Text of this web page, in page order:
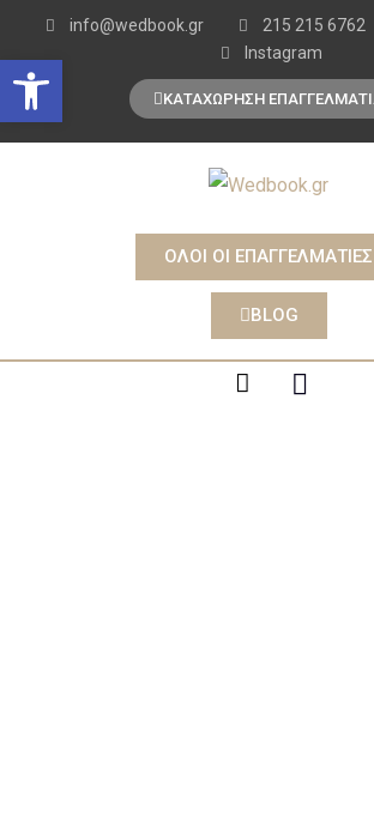
Open toolbar
info@wedbook.gr 215 215 6762
Instagram
ΚΑΤΑΧΩΡΗΣΗ
ΟΛΟΙ ΟΙ ΕΠΑΓΓΕΛΜΑΤΙΕΣ
BLOG